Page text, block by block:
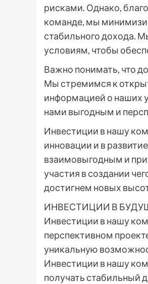
рисками. Однако,
команде, мы
стабильного дохода.
условиям, чтобы
Важно понимать, что
Мы стремимся к
информацией о наших
нами выгодным и
Инвестиции в нашу
инновации и в
взаимовыгодным и
участия в создании
достигнем новых
ИНВЕСТИЦИИ В
Инвестиции в нашу
перспективном
уникальную
Инвестиции в нашу
получать стабильный